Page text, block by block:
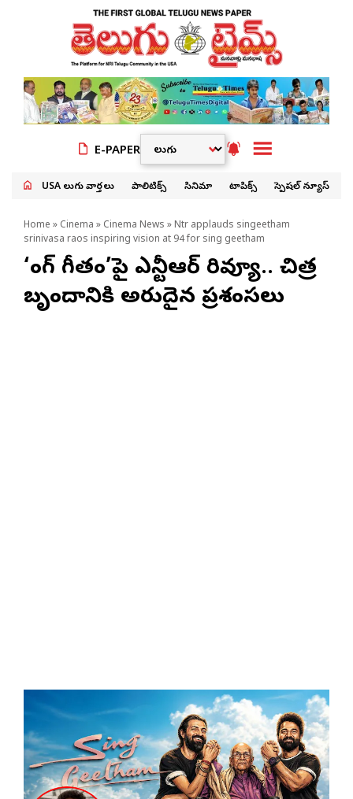
E-PAPER
USA తెలుగు వార్తలు పాలిటిక్స్ సినిమా టాపిక్స్ స్పెషల్ న్యూస్
Home » Cinema » Cinema News » Ntr applauds singeetham
srinivasa raos inspiring vision at 94 for sing geetham
‘సింగ్ గీతం’పై ఎన్టీఆర్ రివ్యూ.. చిత్ర
బృందానికి అరుదైన ప్రశంసలు